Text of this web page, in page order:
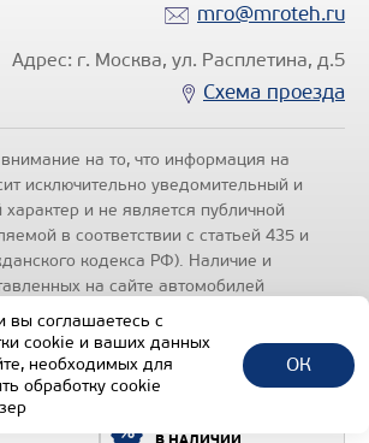
ССУ, кг
груза, кг
Узнать цену
mro@mroteh.ru
Адрес: г. Москва, ул. Расплетина, д.5
Схема проезда
на то, что информация на
исключительно уведомительный и
и не является публичной
в соответствии с статьей 435 и
кодекса РФ). Наличие и
на сайте автомобилей
отделов продаж, представленных
настоящего ресурса.
.
права защищены.
ТЕХИНКОМ
вы соглашаетесь с
cookie и ваших данных
необходимых для
обработку cookie
ОК